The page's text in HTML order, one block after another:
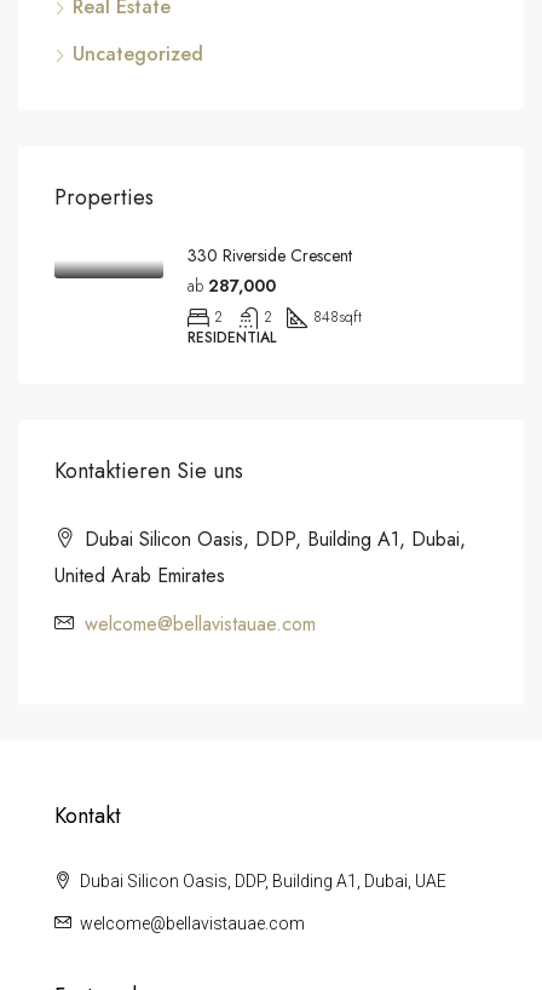
Real Estate
Uncategorized
Properties
330 Riverside Crescent
ab 287,000
2 2 848sqft
RESIDENTIAL
Kontaktieren Sie uns
Dubai Silicon Oasis, DDP, Building A1, Dubai,
United Arab Emirates
welcome@bellavistauae.com
Kontakt
Dubai Silicon Oasis, DDP, Building A1, Dubai, UAE
welcome@bellavistauae.com